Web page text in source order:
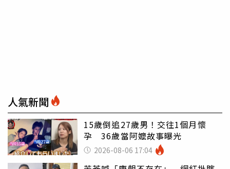
人氣新聞
15歲倒追27歲男！交往1個月懷
孕 36歲當阿嬤故事曝光
2026-08-06 17:04